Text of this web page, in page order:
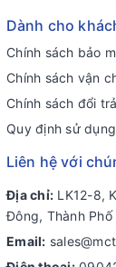
Dành cho
Chính sách bảo
Chính sách vận
Chính sách đổi trả
Quy định sử dụng
Liên hệ với
Địa chỉ: LK12-8,
Đông, Thành Phố
Email: